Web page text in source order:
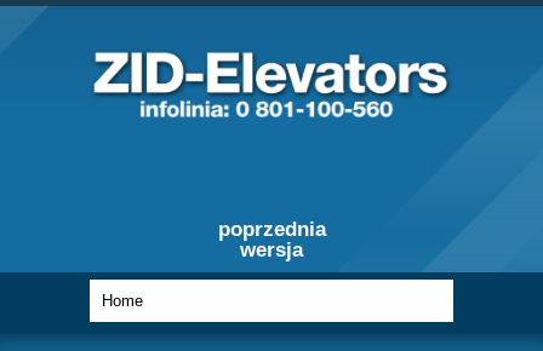
poprzednia
wersja